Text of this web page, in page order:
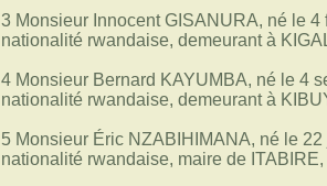
3 Monsieur Innocent GISANURA, né le
nationalité rwandaise, demeurant à
4 Monsieur Bernard KAYUMBA, né le 4
nationalité rwandaise, demeurant à
5 Monsieur Éric NZABIHIMANA, né le
nationalité rwandaise, maire de